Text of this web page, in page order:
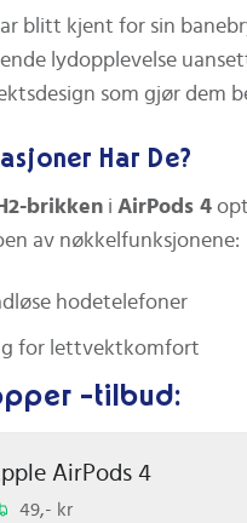
blitt kjent for sin
lydopplevelse
som gjør dem
Har De?
H2-brikken i AirPods 4
av nøkkelfunksjonene:
hodetelefoner
g for lettvektkomfort
5.3 for rask og stabil
, svette- og
-tilbud:
AirPods 4
49,- kr